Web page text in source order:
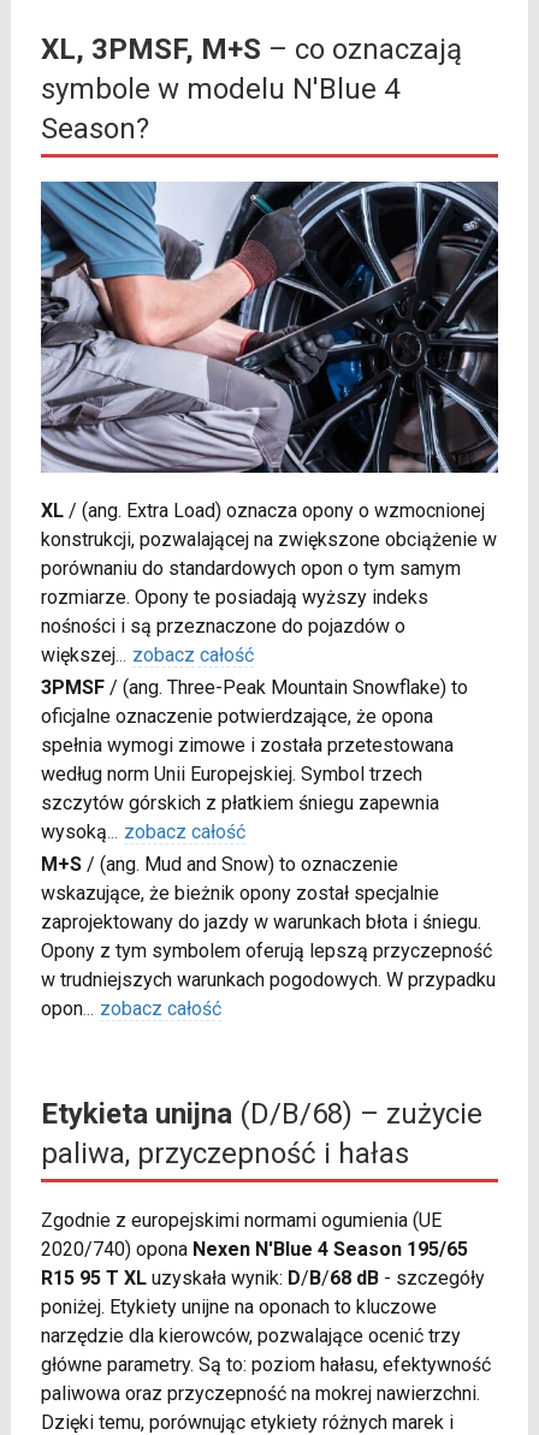
XL, 3PMSF, M+S – co oznaczają
symbole w modelu N'Blue 4
Season?
XL/ (ang. Extra Load) oznacza opony o wzmocnionej
konstrukcji, pozwalającej na zwiększone obciążenie w
porównaniu do standardowych opon o tym samym
rozmiarze. Opony te posiadają wyższy indeks
nośności i są przeznaczone do pojazdów o
większej... zobacz całość
3PMSF/ (ang. Three-Peak Mountain Snowflake) to
oficjalne oznaczenie potwierdzające, że opona
spełnia wymogi zimowe i została przetestowana
według norm Unii Europejskiej. Symbol trzech
szczytów górskich z płatkiem śniegu zapewnia
wysoką... zobacz całość
M+S/ (ang. Mud and Snow) to oznaczenie
wskazujące, że bieżnik opony został specjalnie
zaprojektowany do jazdy w warunkach błota i śniegu.
Opony z tym symbolem oferują lepszą przyczepność
w trudniejszych warunkach pogodowych. W przypadku
opon... zobacz całość
Etykieta unijna(D/B/68) – zużycie
paliwa, przyczepność i hałas
Zgodnie z europejskimi normami ogumienia (UE
2020/740) opona Nexen N'Blue 4 Season 195/65
R15 95 T XLuzyskała wynik: D/B/68 dB- szczegóły
poniżej. Etykiety unijne na oponach to kluczowe
narzędzie dla kierowców, pozwalające ocenić trzy
główne parametry. Są to: poziom hałasu, efektywność
paliwowa oraz przyczepność na mokrej nawierzchni.
Dzięki temu, porównując etykiety różnych marek i